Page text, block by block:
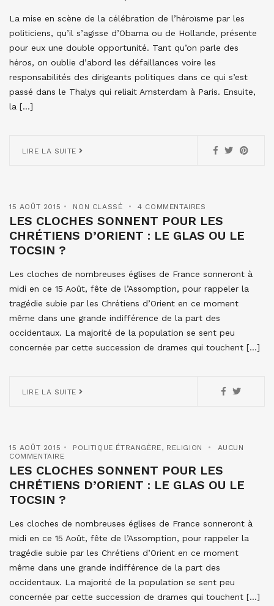
La mise en scène de la célébration de l’héroïsme par les
politiciens, qu’il s’agisse d’Obama ou de Hollande, présente
pour eux une double opportunité. Tant qu’on parle des
héros, on oublie d’abord les défaillances voire les
responsabilités des dirigeants politiques dans ce qui s’est
passé dans le Thalys qui reliait Amsterdam à Paris. Ensuite,
la […]
LIRE LA SUITE
15 AOÛT 2015 NON CLASSÉ 4 COMMENTAIRES
LES CLOCHES SONNENT POUR LES
CHRÉTIENS D’ORIENT : LE GLAS OU LE
TOCSIN ?
Les cloches de nombreuses églises de France sonneront à
midi en ce 15 Août, fête de l’Assomption, pour rappeler la
tragédie subie par les Chrétiens d’Orient en ce moment
même dans une grande indifférence de la part des
occidentaux. La majorité de la population se sent peu
concernée par cette succession de drames qui touchent […]
LIRE LA SUITE
15 AOÛT 2015 POLITIQUE ÉTRANGÈRE, RELIGION
AUCUN
COMMENTAIRE
LES CLOCHES SONNENT POUR LES
CHRÉTIENS D’ORIENT : LE GLAS OU LE
TOCSIN ?
Les cloches de nombreuses églises de France sonneront à
midi en ce 15 Août, fête de l’Assomption, pour rappeler la
tragédie subie par les Chrétiens d’Orient en ce moment
même dans une grande indifférence de la part des
occidentaux. La majorité de la population se sent peu
concernée par cette succession de drames qui touchent […]